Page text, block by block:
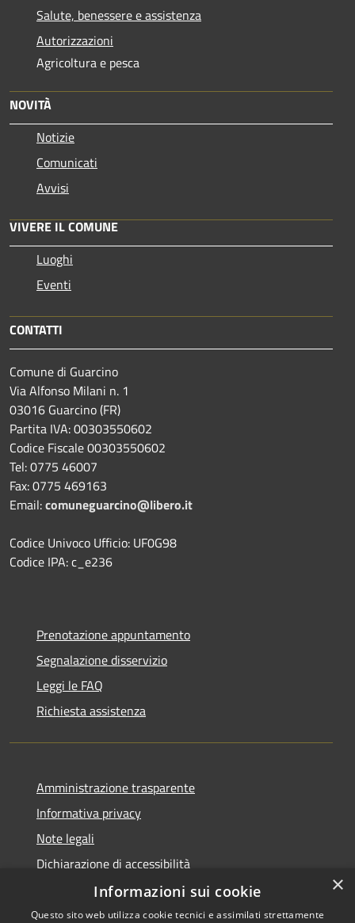
Salute, benessere e assistenza
Autorizzazioni
Agricoltura e pesca
NOVITÀ
Notizie
Comunicati
Avvisi
VIVERE IL COMUNE
Luoghi
Eventi
CONTATTI
Comune di Guarcino
Via Alfonso Milani n. 1
03016 Guarcino (FR)
Partita IVA: 00303550602
Codice Fiscale 00303550602
Tel: 0775 46007
Fax: 0775 469163
Email:comuneguarcino@libero.it
Codice Univoco Ufficio: UF0G98
Codice IPA: c_e236
Prenotazione appuntamento
Segnalazione disservizio
Leggi le FAQ
Richiesta assistenza
Amministrazione trasparente
Informativa privacy
Note legali
Dichiarazione di accessibilità
×
Informazioni sui cookie
Questo sito web utilizza cookie tecnici e assimilati strettamente